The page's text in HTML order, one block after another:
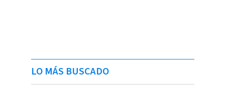
LO MÁS BUSCADO